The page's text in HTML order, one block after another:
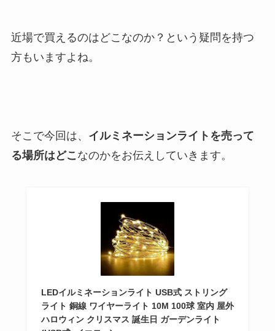
近場で買えるのはどこなのか？という疑問を持つ
方もいますよね。
そこで今回は、 イルミネーションライトを売って
る場所はどこなのかをお伝えしていきます。
LEDイルミネーションライト USB式 ストリング
ライト 銅線 ワイヤーライト 10M 100球 室内 屋外
ハロウィン クリスマス 誕生日 ガーデンライト